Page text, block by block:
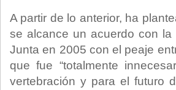
A partir de lo anterior, ha
se alcance un acuerdo con
Junta en 2005 con el peaje
que fue “totalmente
vertebración y para el futuro